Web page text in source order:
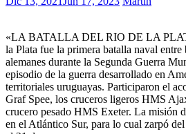
«LA BATALLA DEL RIO DE LA
la Plata fue la primera batalla naval
alemanes durante la Segunda Guerra
episodio de la guerra desarrollado en
territoriales uruguayas. Participaron el
Graf Spee, los cruceros ligeros HMS
crucero pesado HMS Exeter. La misión
en el Atlántico Sur, para lo cual zarpó